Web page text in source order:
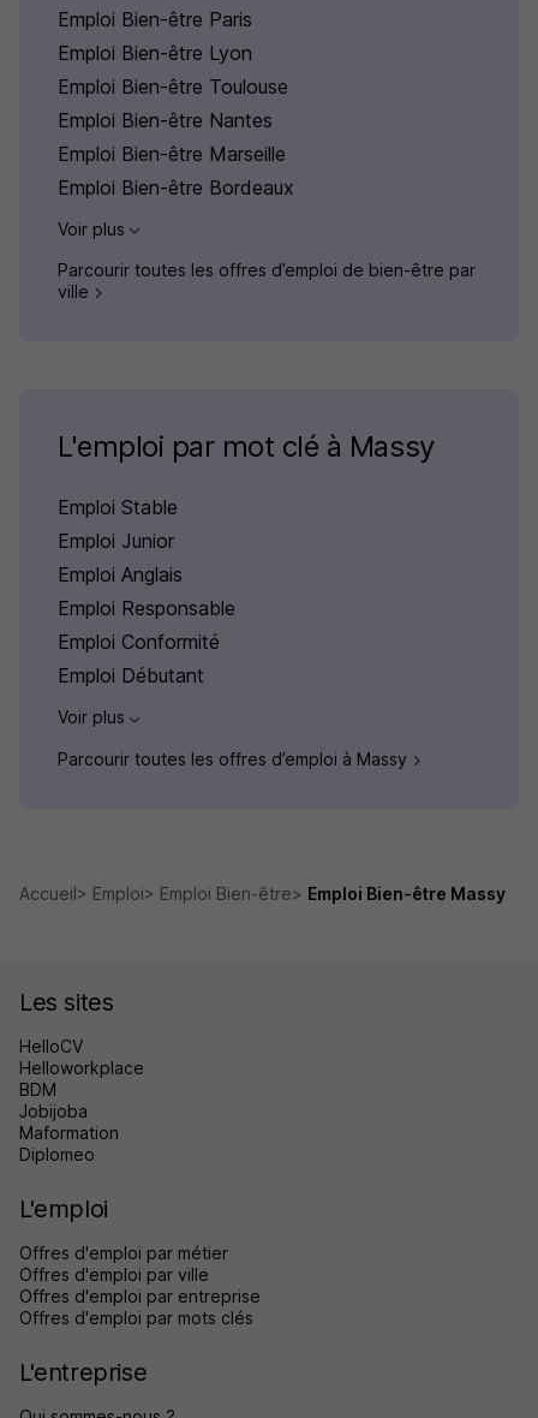
Emploi Bien-être Paris
Emploi Bien-être Lyon
Emploi Bien-être Toulouse
Emploi Bien-être Nantes
Emploi Bien-être Marseille
Emploi Bien-être Bordeaux
Voir plus
Parcourir toutes les offres d’emploi de bien-être par
ville
L'emploi par mot clé à Massy
Emploi Stable
Emploi Junior
Emploi Anglais
Emploi Responsable
Emploi Conformité
Emploi Débutant
Voir plus
Parcourir toutes les offres d’emploi à Massy
Accueil Emploi Emploi Bien-être Emploi Bien-être Massy
Les sites
HelloCV
Helloworkplace
BDM
Jobijoba
Maformation
Diplomeo
L'emploi
Offres d'emploi par métier
Offres d'emploi par ville
Offres d'emploi par entreprise
Offres d'emploi par mots clés
L'entreprise